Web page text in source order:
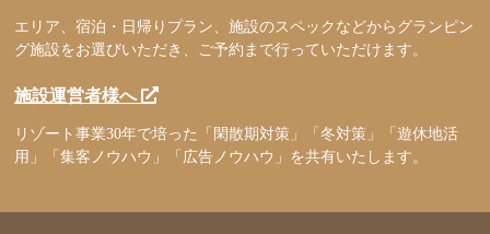
エリア、宿泊・日帰りプラン、施設のスペックなどからグランピン
グ施設をお選びいただき、ご予約まで行っていただけます。
施設運営者様へ
リゾート事業30年で培った「閑散期対策」「冬対策」「遊休地活
用」「集客ノウハウ」「広告ノウハウ」を共有いたします。